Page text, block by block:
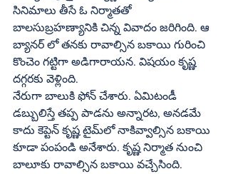
సినిమాలు తీసే ఓ నిర్మాతతో
బాలసుబ్రహణ్యానికి చిన్న వివాదం జరిగింది. ఆ
బ్యానర్‌ లో తనకు రావాల్సిన బకాయి గురించి
కొంచెం గట్టిగా అడిగారాయన. విషయం కృష్ణ
దగ్గరకు వెళ్లింది.
నేరుగా బాలుకి ఫోన్‌ చేశారు. ఏమిటండీ
డబ్బులిస్తే తప్ప పాడను అన్నారట, అనడమే
కాదు కెప్టెన్‌ కృష్ణ టైమ్‌లో నాకివ్వాల్సిన బకాయి
కూడా పంపండి అనేశారు. కృష్ణ నిర్మాత నుంచి
బాలూకు రావాల్సిన బకాయి వచ్చేసింది.